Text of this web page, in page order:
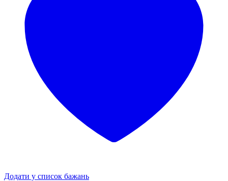
Додати у список бажань